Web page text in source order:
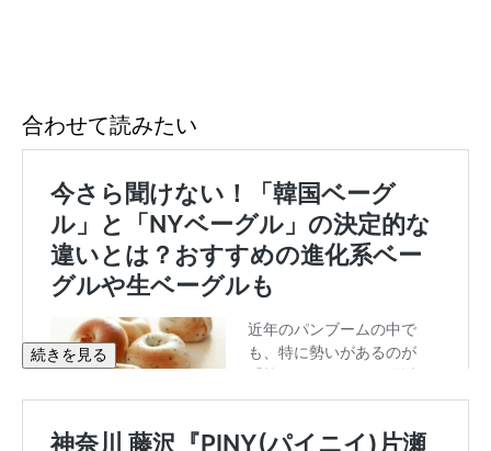
合わせて読みたい
続きを見る